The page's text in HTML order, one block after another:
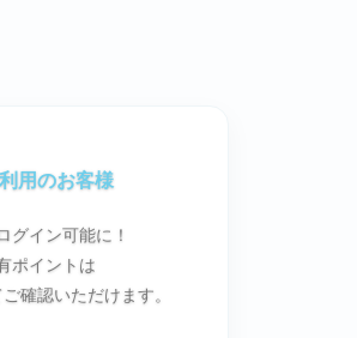
用のお客様
グイン可能に！
ポイントは
確認いただけます。